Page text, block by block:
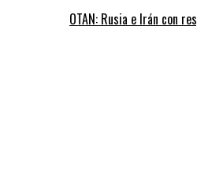
OTAN: Rusia e Irán con